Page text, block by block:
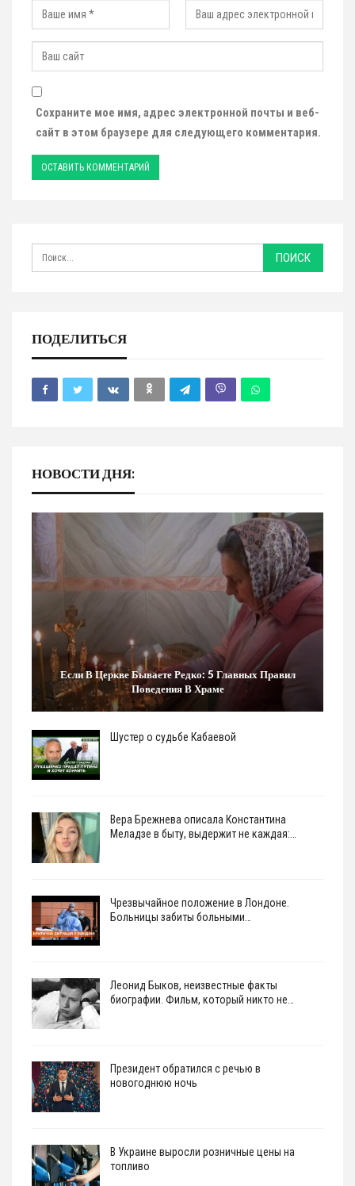
Сохраните мое имя, адрес электронной почты и веб-
сайт в этом браузере для следующего комментария.
ПОДЕЛИТЬСЯ
НОВОСТИ ДНЯ:
Если В Церкве Бываете Редко: 5 Главных Правил
Поведения В Храме
Шустер о судьбе Кабаевой
Вера Брежнева описала Константина
Меладзе в быту, выдержит не каждая:…
Чрезвычайное положение в Лондоне.
Больницы забиты больными…
Леонид Быков, неизвестные факты
биографии. Фильм, который никто не…
Президент обратился с речью в
новогоднюю ночь
В Украине выросли розничные цены на
топливо